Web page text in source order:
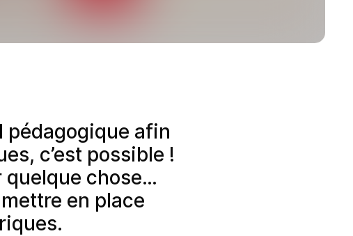
pédagogique afin
c’est possible !
quelque chose…
en place